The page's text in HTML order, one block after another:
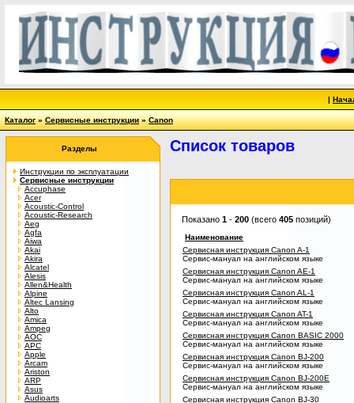
|
Каталог»Сервисные инструкции»Canon
Разделы
Инструкции по эксплуатации
Сервисные инструкции
Accuphase
Acer
Acoustic-Control
Acoustic-Research
Aeg
Agfa
Aiwa
Akai
Akira
Alcatel
Alesis
Allen&Health
Alpine
Altec Lansing
Alto
Amica
Ampeg
AOC
APC
Apple
Arcam
Ariston
ARP
Asus
Audioarts
Список товаров
Показано 1 - 200 (всего 405 позиций)
Наименование
Сервисная инструкция Canon A-1
Сервис-мануал на английском языке
Сервисная инструкция Canon AE-1
Сервис-мануал на английском языке
Сервисная инструкция Canon AL-1
Сервис-мануал на английском языке
Сервисная инструкция Canon AT-1
Сервис-мануал на английском языке
Сервисная инструкция Canon BASIC 2000
Сервис-мануал на английском языке
Сервисная инструкция Canon BJ-200
Сервис-мануал на английском языке
Сервисная инструкция Canon BJ-200E
Сервис-мануал на английском языке
Сервисная инструкция Canon BJ-30